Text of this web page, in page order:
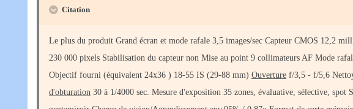
Citation
Le plus du produit Grand écran et mode rafale 3,5 images/sec Capteur CMOS 12,2
230 000 pixels Stabilisation du capteur non Mise au point 9 collimateurs AF Mode
Objectif fourni (équivalent 24x36 ) 18-55 IS (29-88 mm) Ouverture f/3,5 - f/5,6
d'obturation 30 à 1/4000 sec. Mesure d'exposition 35 zones, évaluative, sélective,